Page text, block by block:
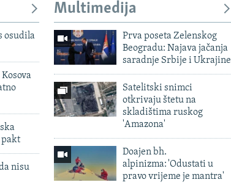
osudila
pakt
nisu
Multimedija
Prva poseta Zelenskog
Beogradu: Najava jačanja
saradnje Srbije i Ukrajine
Satelitski snimci
otkrivaju štetu na
skladištima ruskog
'Amazona'
Doajen bh.
alpinizma: 'Odustati u
pravo vrijeme je mantra'